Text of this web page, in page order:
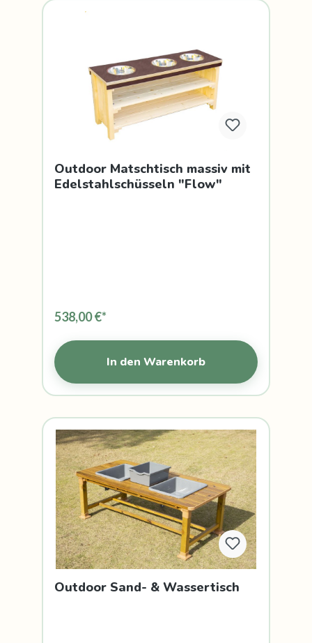
Outdoor Matschtisch massiv mit
Edelstahlschüsseln "Flow"
538,00 €*
In den Warenkorb
Outdoor Sand- & Wassertisch